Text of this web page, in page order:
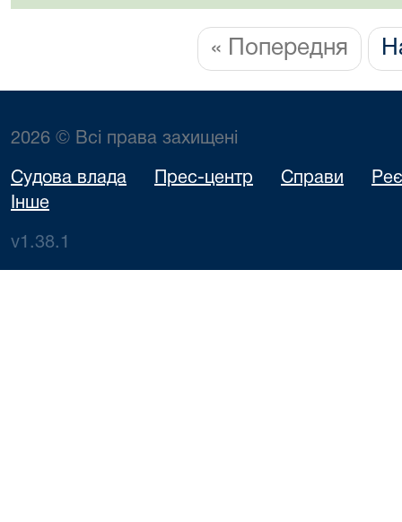
« Попередня
2026 © Всі права захищені
Судова влада Прес-центр Справи
Інше
v1.38.1